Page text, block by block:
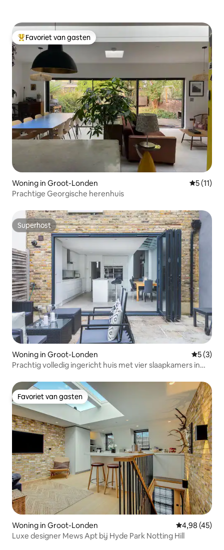
Topfavoriet van gasten
Favoriet van gasten
Woning in Groot-Londen
5 (11)
Prachtige Georgische herenhuis
Superhost
Superhost
Woning in Groot-Londen
5 (3)
Prachtig volledig ingericht huis met vier slaapkamers in
Favoriet van gasten
Favoriet van gasten
Woning in Groot-Londen Gemiddelde
4,98 (45)
Luxe designer Mews Apt bij Hyde Park Notting Hill